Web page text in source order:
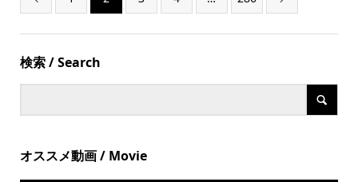
検索 / Search
オススメ動画 / Movie